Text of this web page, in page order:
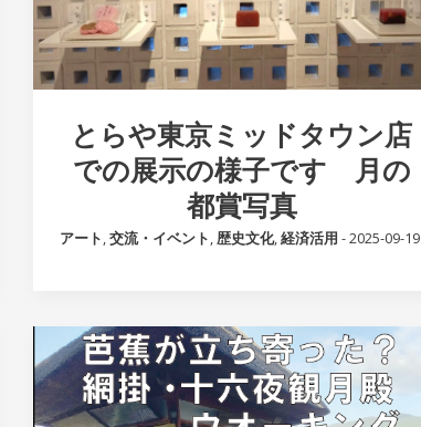
とらや東京ミッドタウン店
での展示の様子です 月の
都賞写真
アート,交流・イベント,歴史文化,経済活用 -2025-09-19